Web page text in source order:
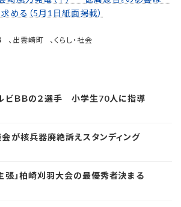
める（5月1日紙面掲載）
、 出雲崎町 、 くらし・社会
ビＢＢの２選手 小学生70人に指導
が核兵器廃絶訴えスタンディング
張」柏崎刈羽大会の最優秀者決まる